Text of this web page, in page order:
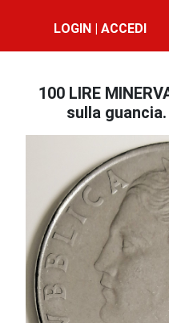
LOGIN | ACCEDI
100 LIRE
sulla